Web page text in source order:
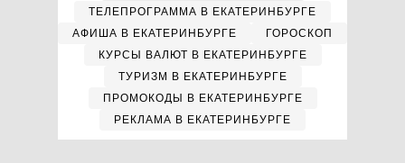
ТЕЛЕПРОГРАММА В ЕКАТЕРИНБУРГЕ
АФИША В ЕКАТЕРИНБУРГЕ
ГОРОСКОП
КУРСЫ ВАЛЮТ В ЕКАТЕРИНБУРГЕ
ТУРИЗМ В ЕКАТЕРИНБУРГЕ
ПРОМОКОДЫ В ЕКАТЕРИНБУРГЕ
РЕКЛАМА В ЕКАТЕРИНБУРГЕ